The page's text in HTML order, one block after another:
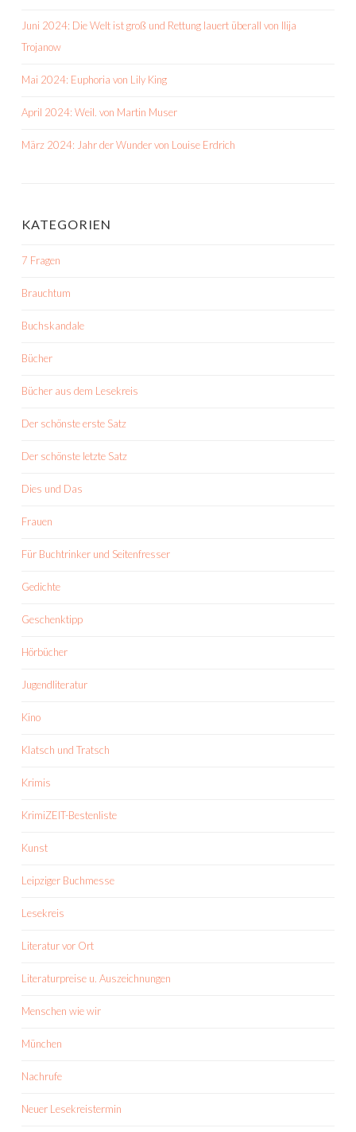
Juni 2024: Die Welt ist groß und Rettung lauert überall von Ilija
Trojanow
Mai 2024: Euphoria von Lily King
April 2024: Weil. von Martin Muser
März 2024: Jahr der Wunder von Louise Erdrich
KATEGORIEN
7 Fragen
Brauchtum
Buchskandale
Bücher
Bücher aus dem Lesekreis
Der schönste erste Satz
Der schönste letzte Satz
Dies und Das
Frauen
Für Buchtrinker und Seitenfresser
Gedichte
Geschenktipp
Hörbücher
Jugendliteratur
Kino
Klatsch und Tratsch
Krimis
KrimiZEIT-Bestenliste
Kunst
Leipziger Buchmesse
Lesekreis
Literatur vor Ort
Literaturpreise u. Auszeichnungen
Menschen wie wir
München
Nachrufe
Neuer Lesekreistermin